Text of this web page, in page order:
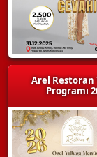
Arel Restoran
Programı